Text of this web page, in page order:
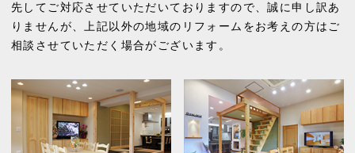
先してご対応させていただいておりますので、誠に申し訳あ
りませんが、上記以外の地域のリフォームをお考えの方はご
相談させていただく場合がございます。